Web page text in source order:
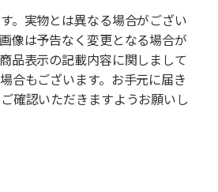
。実物とは異なる場合がござい
像は予告なく変更となる場合が
品表示の記載内容に関しまして
合もございます。お手元に届き
確認いただきますようお願いし